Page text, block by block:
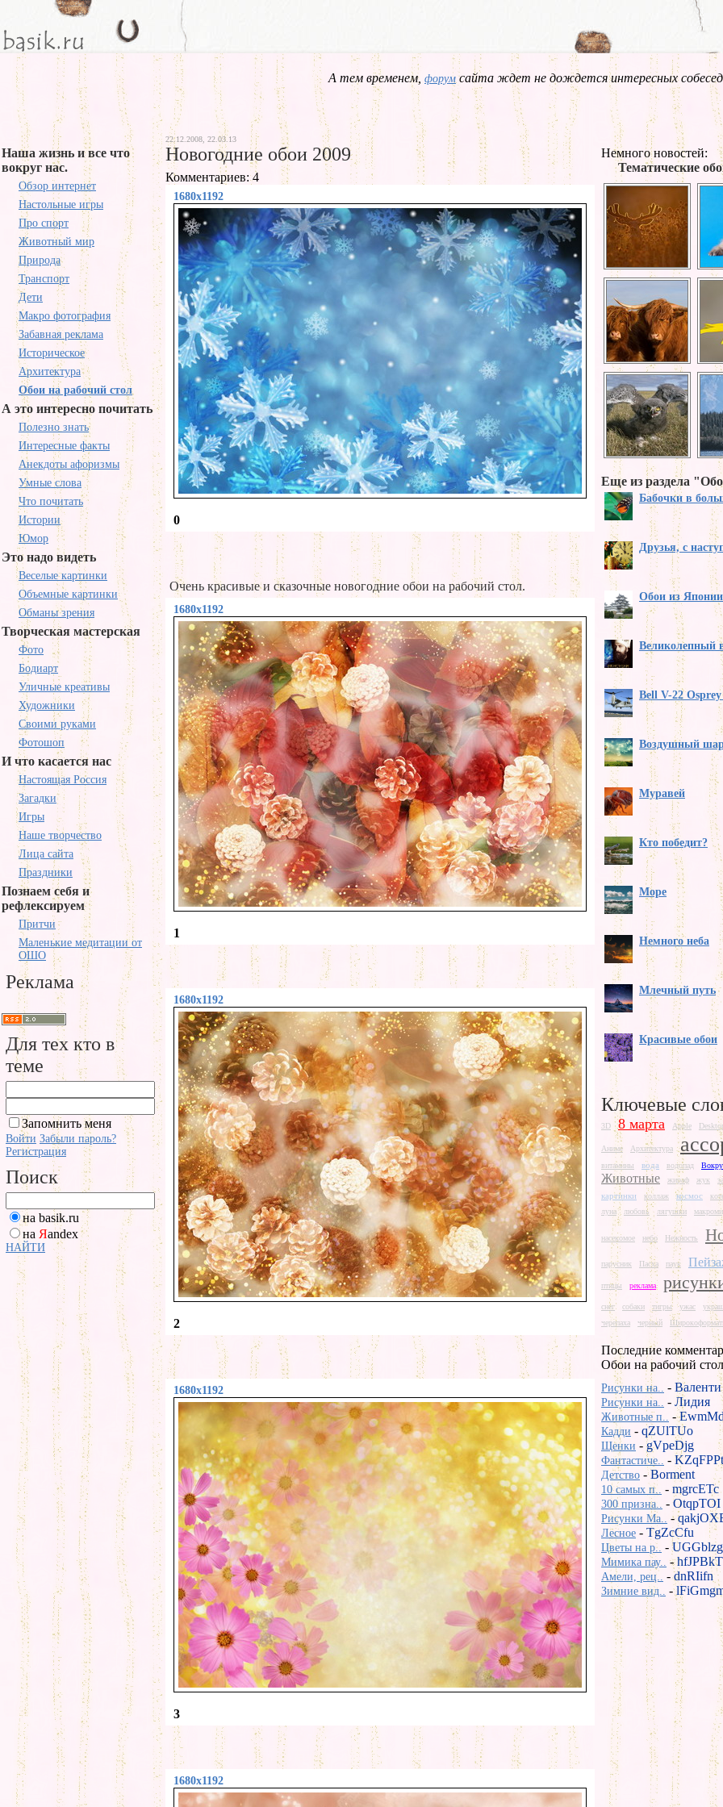
А тем временем, форум сайта ждет не дождется интересных
Наша жизнь и все что
вокруг нас.
Обзор интернет
Настольные игры
Про спорт
Животный мир
Природа
Транспорт
Дети
Макро фотография
Забавная реклама
Историческое
Архитектура
Обои на рабочий стол
А это интересно почитать
Полезно знать
Интересные факты
Анекдоты афоризмы
Умные слова
Что почитать
Истории
Юмор
Это надо видеть
Веселые картинки
Объемные картинки
Обманы зрения
Творческая мастерская
Фото
Бодиарт
Уличные креативы
Художники
Своими руками
Фотошоп
И что касается нас
Настоящая Россия
Загадки
Игры
Наше творчество
Лица сайта
Праздники
Познаем себя и
рефлексируем
Притчи
Маленькие медитации от
ОШО
Реклама
Для тех кто в
теме
Запомнить меня
Войти Забыли пароль?
Регистрация
Поиск
на basik.ru
на Яandex
НАЙТИ
22.12.2008, 22.03.13
Новогодние обои 2009
Комментариев: 4
1680x1192
0
Очень красивые и сказочные новогодние обои на рабочий стол.
1680x1192
1
1680x1192
2
1680x1192
3
1680x1192
Немного новостей:
Тематические
Еще из раздела
Бабочки в
Друзья, с
Обои из Японии
Великолепный
Bell V-22
Воздушный
Муравей
Кто победит?
Море
Немного неба
Млечный путь
Красивые обои
Ключевые
3D 8 марта Apple
Аниме Архитектура
витамины вода водопад
Животные жираф жук
картинки коллаж космос
луна
любовь лягушки
насекомое небо Нежность
парусник Пасха паук
птицы реклама
снег собаки тигры ужас
черепаха
черный
Последние
Обои на рабочий стол
Рисунки на.. - Валенти
Рисунки на.. - Лидия
Животные п.. -
Кадди - qZUlTUo
Щенки - gVpeDjg
Фантастиче.. - KZqFPPt
Детство -Borment
10 самых п.. - mgrcETc
300 призна.. - OtqpTOI
Рисунки Ma.. -
Лесное - TgZcCfu
Цветы на р.. -UGGblzg
Мимика пау.. -hfJPBkT
Амели, рец.. -dnRIifn
Зимние вид.. -